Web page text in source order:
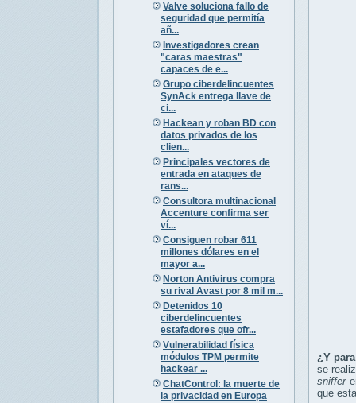
Valve soluciona fallo de
seguridad que permitía
añ...
Investigadores crean
"caras maestras"
capaces de e...
Grupo ciberdelincuentes
SynAck entrega llave de
ci...
Hackean y roban BD con
datos privados de los
clien...
Principales vectores de
entrada en ataques de
rans...
Consultora multinacional
Accenture confirma ser
ví...
Consiguen robar 611
millones dólares en el
mayor a...
Norton Antivirus compra
su rival Avast por 8 mil m...
Detenidos 10
ciberdelincuentes
estafadores que ofr...
Vulnerabilidad física
módulos TPM permite
hackear ...
ChatControl: la muerte de
la privacidad en Europa
¿Y
se
sniffer
que